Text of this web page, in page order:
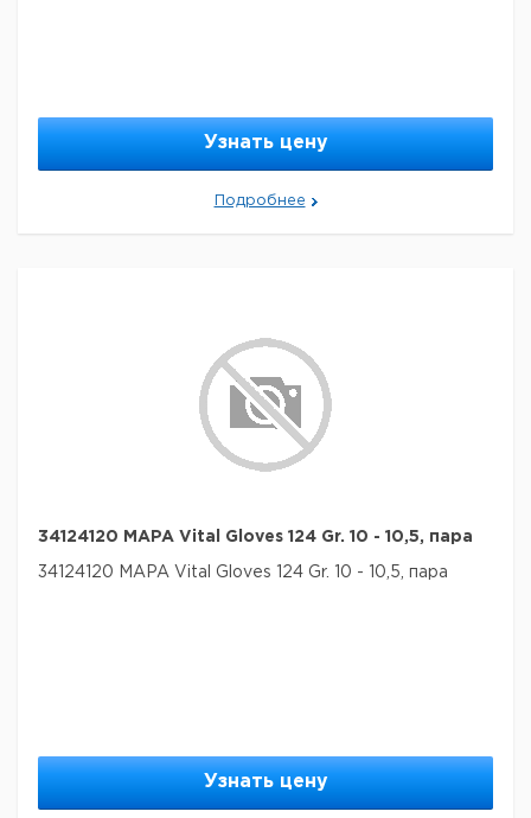
Узнать цену
Подробнее
34124120 MAPA Vital Gloves 124 Gr. 10 - 10,5, пара
34124120 MAPA Vital Gloves 124 Gr. 10 - 10,5, пара
Узнать цену